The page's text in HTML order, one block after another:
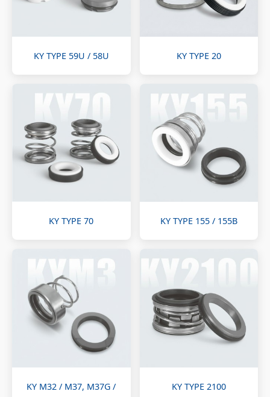
KY TYPE 59U / 58U KY TYPE 20
KY TYPE 70 KY TYPE 155 / 155B
KY M32 / M37, M37G /
KY TYPE 2100